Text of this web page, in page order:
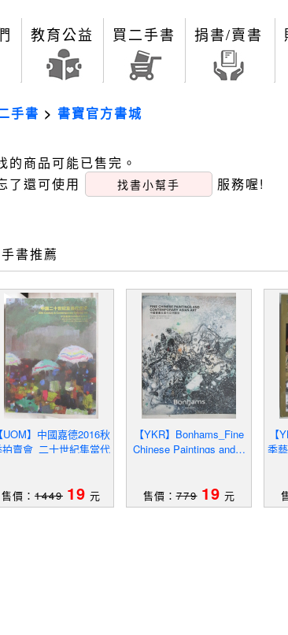
教育公益 買二手書 捐書/賣書
手書 > 書寶官方書城
的商品可能已售完。
了還可使用
找書小幫手 服務喔!
書推薦
UOM】中國嘉德2016秋
賣會_二十世紀集當代
售價： 1449 19 元
【YKR】Bonhams_Fine
Chinese Paintings and…
售價：779 19 元
【
季